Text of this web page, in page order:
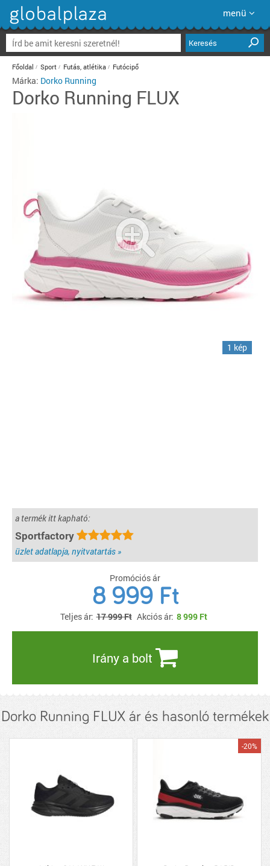
menü
Keresés
Főoldal Sport Futás, atlétika Futócipő
Márka: Dorko Running
Dorko Running FLUX
1 kép
a termék itt kapható:
Sportfactory
üzlet adatlapja, nyitvatartás »
Promóciós ár
8 999 Ft
Teljes ár: 17 999 Ft Akciós ár: 8 999 Ft
Irány a bolt
Dorko Running FLUX ár és hasonló termékek
-20%